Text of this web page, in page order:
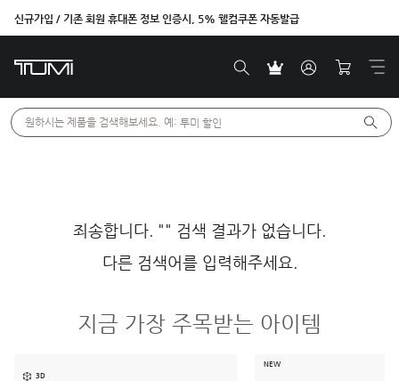
신규가입 / 기존 회원 휴대폰 정보 인증시, 5% 웰컴쿠폰 자동발급
원하시는 제품을 검색해보세요. 예: 투미 할인
죄송합니다. "" 검색 결과가 없습니다.
다른 검색어를 입력해주세요.
지금 가장 주목받는 아이템
3D
NEW